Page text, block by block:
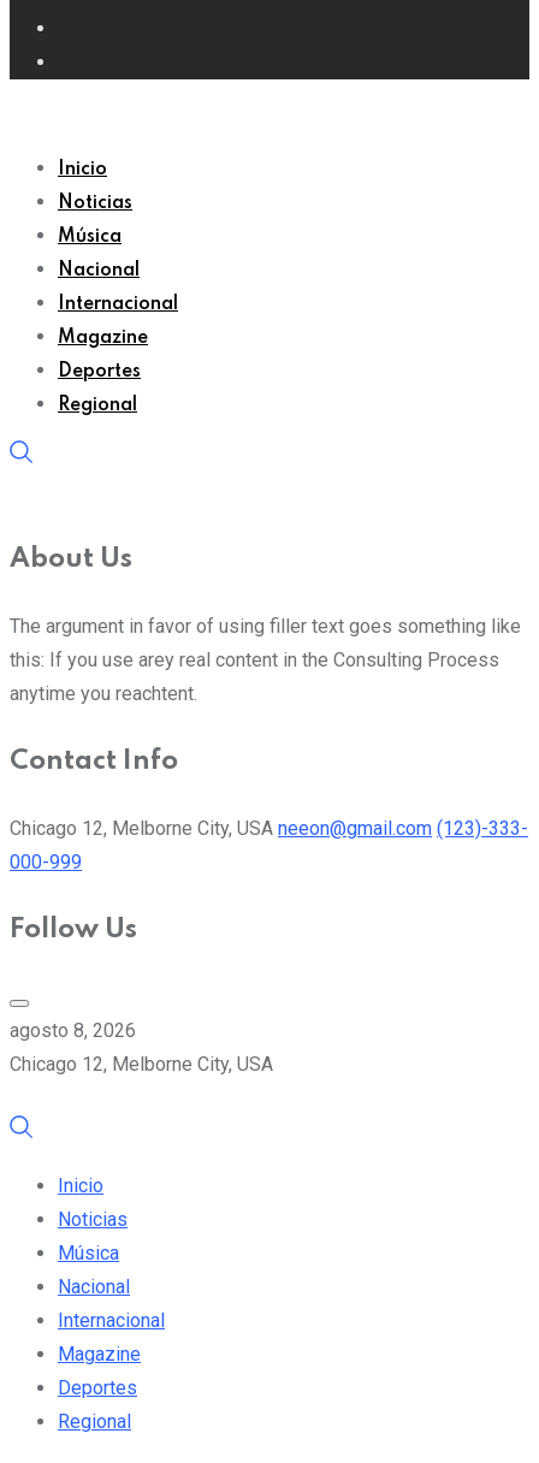
Inicio
Noticias
Música
Nacional
Internacional
Magazine
Deportes
Regional
About Us
The argument in favor of using filler text goes something like
this: If you use arey real content in the Consulting Process
anytime you reachtent.
Contact Info
Chicago 12, Melborne City, USA neeon@gmail.com (123)-333-
000-999
Follow Us
agosto 8, 2026
Chicago 12, Melborne City, USA
Inicio
Noticias
Música
Nacional
Internacional
Magazine
Deportes
Regional